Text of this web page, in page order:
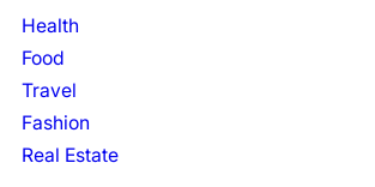
Health
Food
Travel
Fashion
Real Estate